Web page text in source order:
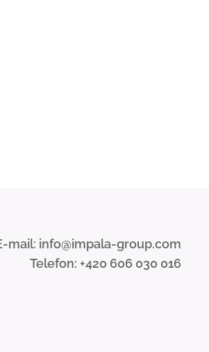
mail: info@impala-group.com
Telefon: +420 606 030 016